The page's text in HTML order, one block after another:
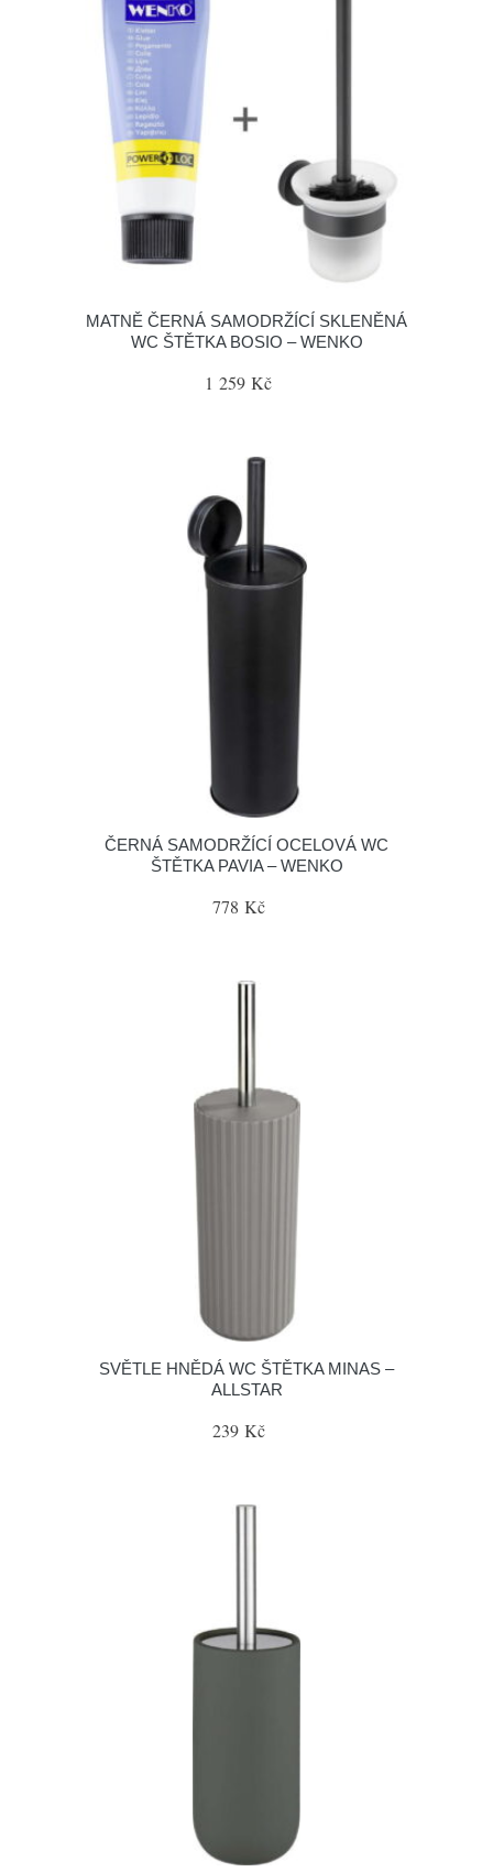
MATNĚ ČERNÁ SAMODRŽÍCÍ SKLENĚNÁ
WC ŠTĚTKA BOSIO – WENKO
1 259 Kč
ČERNÁ SAMODRŽÍCÍ OCELOVÁ WC
ŠTĚTKA PAVIA – WENKO
778 Kč
SVĚTLE HNĚDÁ WC ŠTĚTKA MINAS –
ALLSTAR
239 Kč